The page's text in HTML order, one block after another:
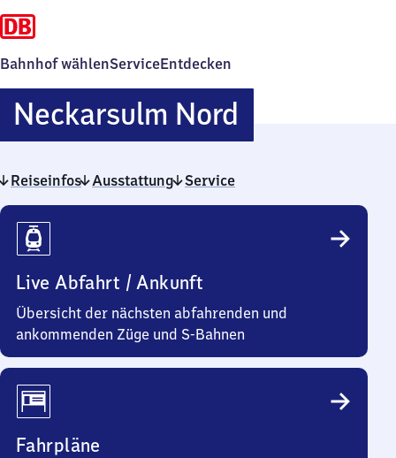
Bahnhof wählenServiceEntdecken
Neckarsulm Nord
Nord
Reiseinfos Ausstattung Service
Reiseinfos
Live Abfahrt / Ankunft
Übersicht der nächsten abfahrenden und
ankommenden Züge und S-Bahnen
Fahrpläne